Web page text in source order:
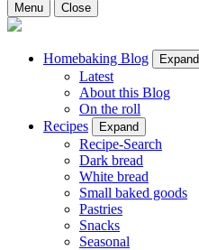
Menu Close
Homebaking Blog Expand
Latest
About this Blog
On the roll
Recipes
Expand
Recipe-Search
Dark bread
White bread
Small baked goods
Pastries
Snacks
Seasonal